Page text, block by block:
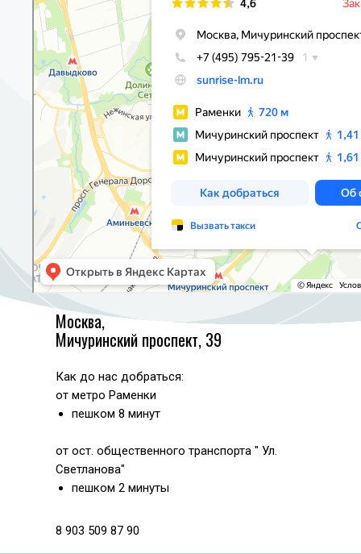
Москва,
Мичуринский проспект, 39
Как до нас добраться:
от метро Раменки
пешком 8 минут
от ост. общественного транспорта " Ул.
Светланова"
пешком 2 минуты
8 903 509 87 90